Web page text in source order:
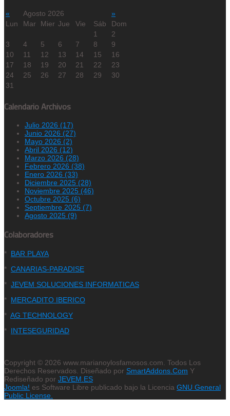
« Agosto 2026
»
Lun
Mar Mier Jue Vie Sáb
Dom
1
2
3
4 5 6 7 8
9
10
11 12 13 14 15
16
17
18 19 20 21 22
23
24
25 26 27 28 29
30
31
Calendario Archivos
Julio 2026 (17)
Junio 2026 (27)
Mayo 2026 (2)
Abril 2026 (12)
Marzo 2026 (28)
Febrero 2026 (38)
Enero 2026 (33)
Diciembre 2025 (28)
Noviembre 2025 (46)
Octubre 2025 (6)
Septiembre 2025 (7)
Agosto 2025 (9)
Colaboradores
* BAR PLAYA
* CANARIAS-PARADISE
* JEVEM SOLUCIONES INFORMATICAS
* MERCADITO IBERICO
* AG TECHNOLOGY
* INTESEGURIDAD
Copyright © 2026 www.marianoylosfamosos.com. Todos Los
Derechos Reservados. Diseñado por SmartAddons.Com Y
Rediseñado por JEVEM.ES
Joomla! es Software Libre publicado bajo la Licencia GNU General
Public License.